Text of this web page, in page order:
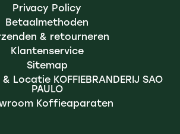
Privacy Policy
Betaalmethoden
& retourneren
Klantenservice
Sitemap
Locatie KOFFIEBRANDERIJ SAO
PAULO
Koffieaparaten